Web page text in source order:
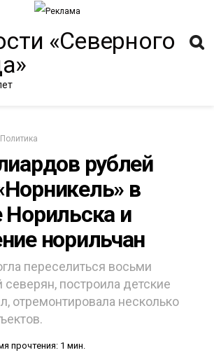
Политика
рублей
в
Норильска и
норильчан
переселиться восьми
построила детские
отремонтировала несколько
прочтения: 1 мин.